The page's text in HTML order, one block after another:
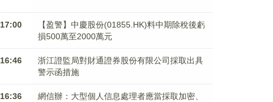
17:00
【盈警】中慶股份(01855.HK)料中期除稅後虧
損500萬至2000萬元
16:46
浙江證監局對財通證券股份有限公司採取出具
警示函措施
16:36
網信辦：大型個人信息處理者應當採取加密、